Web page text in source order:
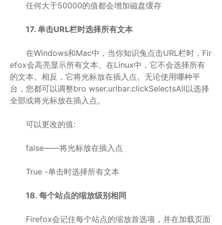
任何大于50000的值都会增加磁盘缓存
17. 单击URL栏时选择所有文本
在Windows和Mac中，当你知识兔点击URL栏时，Fir
efox会高亮显示所有文本。在Linux中，它不会选择所有
的文本。相反，它将光标放在插入点。无论使用哪种平
台，您都可以调整bro wser.urlbar.clickSelectsAll以选择
全部或将光标放在插入点。
可以更改的值:
false——将光标放在插入点
True -单击时选择所有文本
18. 每个站点的缩放级别相同
Firefox会记住每个站点的缩放首选项，并在加载页面